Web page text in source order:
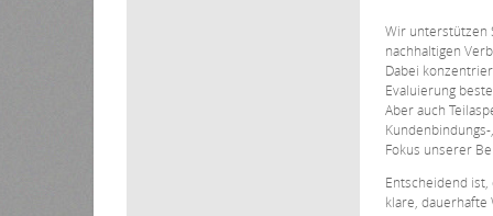
Wir unterstützen
nachhaltigen
Dabei
Evaluierung
Aber auch
Fokus unserer
Entscheidend
klare,